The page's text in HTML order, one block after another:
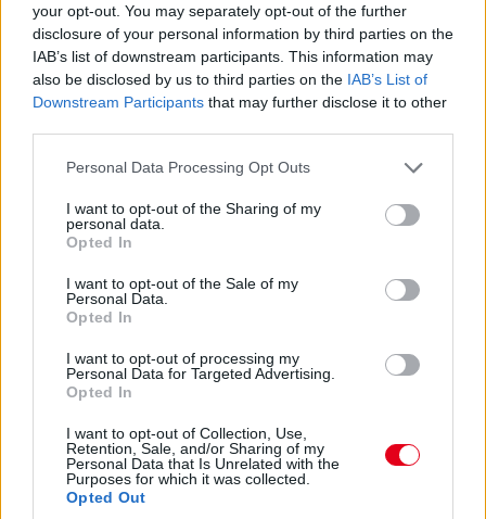
your opt-out. You may separately opt-out of the further
disclosure of your personal information by third parties on the
IAB’s list of downstream participants. This information may
also be disclosed by us to third parties on the IAB’s List of
Downstream Participants that may further disclose it to other
Please note that this website/app uses one or more Google
not limited to your visit or usage behaviour. You may click to
grant or deny consent to Google and its third-party tags to
use your data for below specified purposes in below Google
consent section.
Personal Data Processing Opt Outs
I want to opt-out of the Sharing of my
personal data.
Opted In
I want to opt-out of the Sale of my
Personal Data.
Opted In
I want to opt-out of processing my
Personal Data for Targeted Advertising.
Opted In
I want to opt-out of Collection, Use,
Retention, Sale, and/or Sharing of my
Personal Data that Is Unrelated with the
Purposes for which it was collected.
Opted Out